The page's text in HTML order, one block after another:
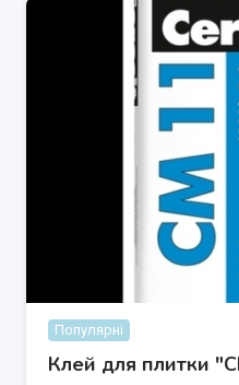
Популярні
Клей для плитки